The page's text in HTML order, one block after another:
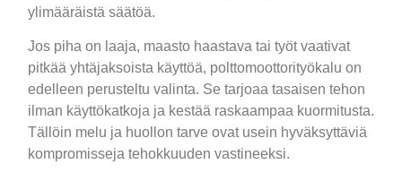
ylimääräistä säätöä.
Jos piha on laaja, maasto haastava tai työt vaativat
pitkää yhtäjaksoista käyttöä, polttomoottorityökalu on
edelleen perusteltu valinta. Se tarjoaa tasaisen tehon
ilman käyttökatkoja ja kestää raskaampaa kuormitusta.
Tällöin melu ja huollon tarve ovat usein hyväksyttäviä
kompromisseja tehokkuuden vastineeksi.